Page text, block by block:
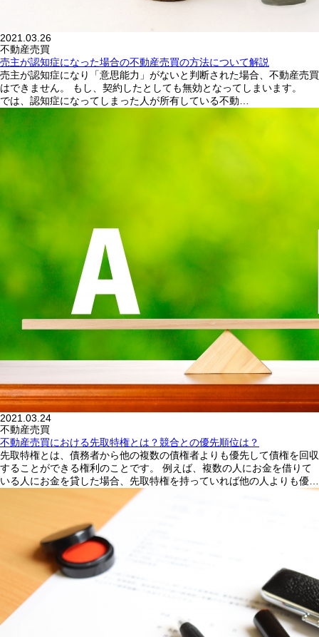
2021.03.26
不動産売買
売主が認知症になった場合の不動産売買の方法について解説
売主が認知症になり「意思能力」がないと判断された場合、不動産売買
はできません。 もし、契約したとしても無効となってしまいます。
では、認知症になってしまった人が所有している不動…
2021.03.24
不動産売買
不動産売買における先取特権とは？競合との優先順位は？
先取特権とは、債務者から他の複数の債権者よりも優先して債権を回収
することができる権利のことです。 例えば、複数の人にお金を借りて
いる人にお金を貸した場合、先取特権を持っていれば他の人よりも優…